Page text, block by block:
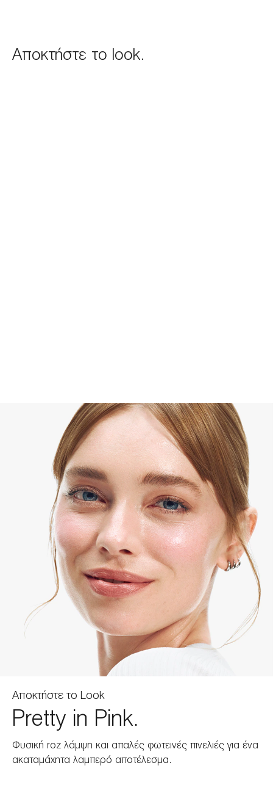
Αποκτήστε το look.
Αποκτήστε το Look
Pretty in Pink.
Φυσική roz λάμψη και απαλές φωτεινές πινελιές για ένα
ακαταμάχητα λαμπερό αποτέλεσμα.